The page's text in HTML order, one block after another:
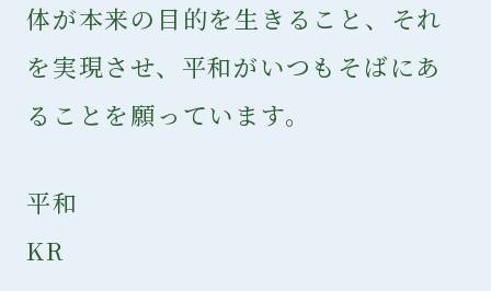
体が本来の目的を生きること、それ
を実現させ、平和がいつもそばにあ
ることを願っています。
平和
KR